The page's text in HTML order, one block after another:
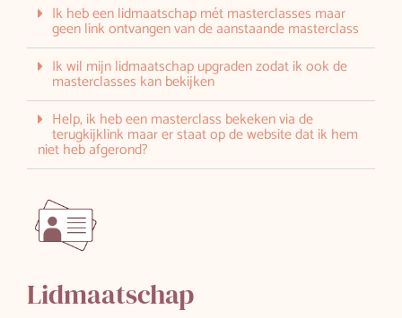
Ik heb een lidmaatschap mét masterclasses maar
geen link ontvangen van de aanstaande masterclass
Ik wil mijn lidmaatschap upgraden zodat ik ook de
masterclasses kan bekijken
Help, ik heb een masterclass bekeken via de
terugkijklink maar er staat op de website dat ik hem
niet heb afgerond?
Lidmaatschap